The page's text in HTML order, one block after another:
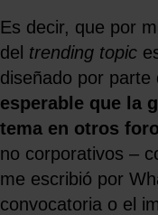
Es decir, que por
del trending topic
diseñado por parte
esperable que la
tema en otros
no corporativos –
me escribió por
convocatoria o el